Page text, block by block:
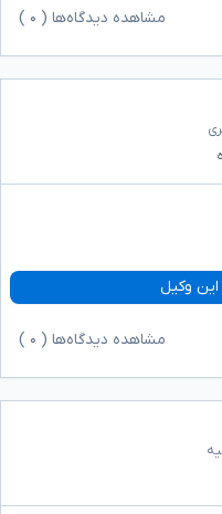
مشاهده دیدگاه‌ها ( ۰
این وکیل
مشاهده دیدگاه‌ها ( ۰